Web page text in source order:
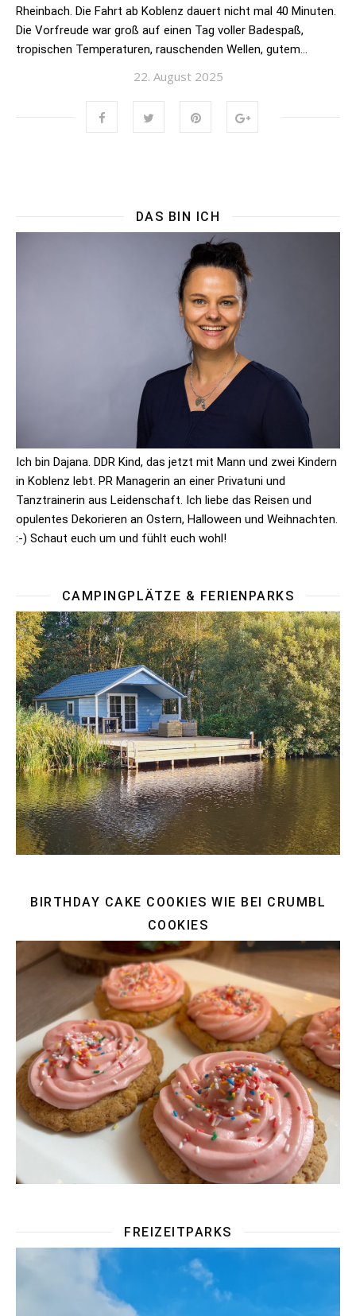
Rheinbach. Die Fahrt ab Koblenz dauert nicht mal 40 Minuten.
Die Vorfreude war groß auf einen Tag voller Badespaß,
tropischen Temperaturen, rauschenden Wellen, gutem…
22. August 2025
DAS BIN ICH
Ich bin Dajana. DDR Kind, das jetzt mit Mann und zwei Kindern
in Koblenz lebt. PR Managerin an einer Privatuni und
Tanztrainerin aus Leidenschaft. Ich liebe das Reisen und
opulentes Dekorieren an Ostern, Halloween und Weihnachten.
:-) Schaut euch um und fühlt euch wohl!
CAMPINGPLÄTZE & FERIENPARKS
BIRTHDAY CAKE COOKIES WIE BEI CRUMBL
COOKIES
FREIZEITPARKS